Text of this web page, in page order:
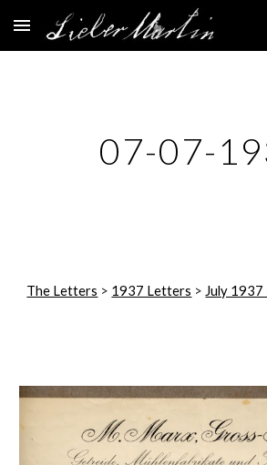
Skip to main content
07-07-
The Letters > 1937 Letters > July